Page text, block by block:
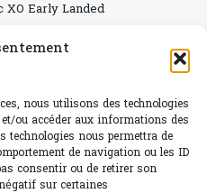
nous utilisons des technologies
ou accéder aux informations des
technologies nous permettra de
de navigation ou les ID
consentir ou de retirer son
sur certaines
XO Early Landed
espagnole » ?